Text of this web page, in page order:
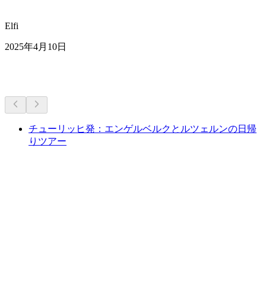
Elfi
2025年4月10日
チューリッヒ発：エンゲルベルクとルツェルンの日帰
りツアー